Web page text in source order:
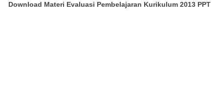
Download Materi Evaluasi Pembelajaran Kurikulum 2013 PPT